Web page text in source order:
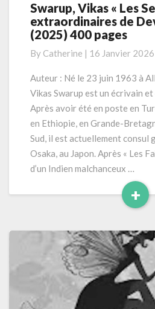
Swarup,
Vikas
« Les
Vies
extraordinaires
Devi
Kumari »
(2025)
400
pages
Swarup, Vikas « Les
extraordinaires de
(2025) 400 pages
By Catherine | 16 Janvier 2026
Auteur : Né le 23 juin 1963 à
Vikas Swarup est un écrivain
Après avoir été en poste en
en Ethiopie, en Grande-
Sud, il est actuellement consul
Osaka, au Japon. Après « Les
d’un Indien malchanceux …
+